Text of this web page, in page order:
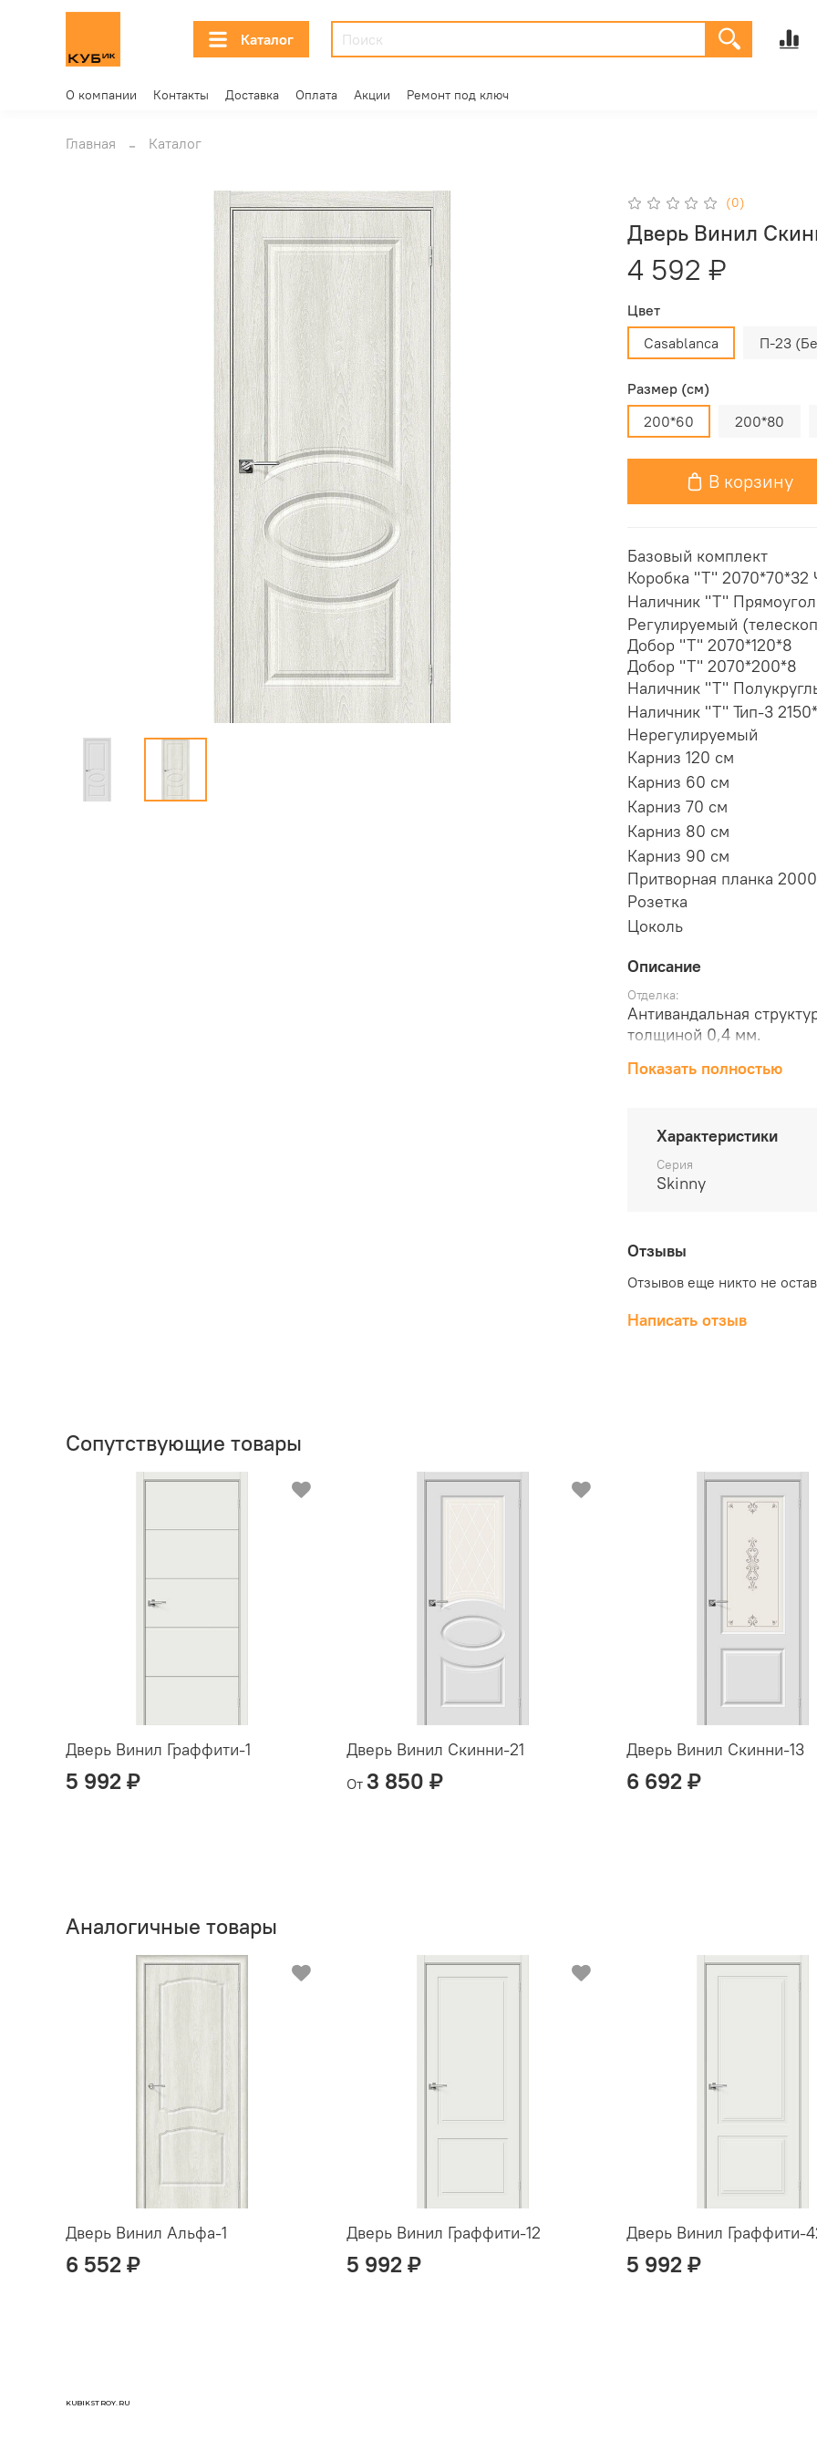
Каталог
О компании Контакты Доставка Оплата Акции Ремонт под ключ
Главная Каталог
(0)
Дверь Винил
4 592 ₽
Цвет
Casablanca
П-23
Размер (см)
200*60
200*80
В корзину
Базовый комплект
Коробка "Т" 2070*70*32
Наличник "Т"
Регулируемый
Добор "Т" 2070*120*8
Добор "Т" 2070*200*8
Наличник "Т"
Наличник "Т" Тип-3
Нерегулируемый
Карниз 120 см
Карниз 60 см
Карниз 70 см
Карниз 80 см
Карниз 90 см
Притворная планка
Розетка
Цоколь
Описание
Отделка:
Антивандальная
толщиной 0,4 мм.
Брус хвойных пород,
Толщина, мм:
Масса брутто, кг:
Показать полностью
Характеристики
Серия
Skinny
Отзывы
Отзывов еще никто не
Написать отзыв
Сопутствующие товары
Дверь Винил Граффити-1
5 992 ₽
Дверь Винил Скинни-21
От 3 850 ₽
Дверь Винил Скинни-13
6 692 ₽
Аналогичные товары
Дверь Винил Альфа-1
6 552 ₽
Дверь Винил Граффити-12
5 992 ₽
Дверь Винил Граффити-
5 992 ₽
KUBIKSTROY.RU